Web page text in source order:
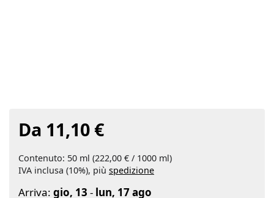
Da 11,10 €
Contenuto: 50 ml (222,00 € / 1000 ml)
IVA inclusa (10%), più spedizione
Arriva: gio, 13 - lun, 17 ago